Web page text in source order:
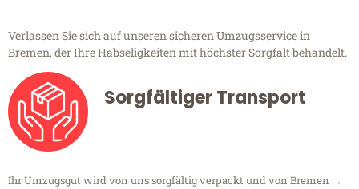
Verlassen Sie sich auf unseren sicheren Umzugsservice in
Bremen, der Ihre Habseligkeiten mit höchster Sorgfalt behandelt.
Sorgfältiger Transport
Ihr Umzugsgut wird von uns sorgfältig verpackt und von Bremen →